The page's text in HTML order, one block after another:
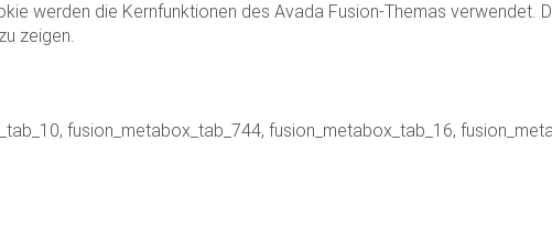
werden die Kernfunktionen des Avada Fusion-Themas verwendet.
zeigen.
fusion_metabox_tab_744, fusion_metabox_tab_16,